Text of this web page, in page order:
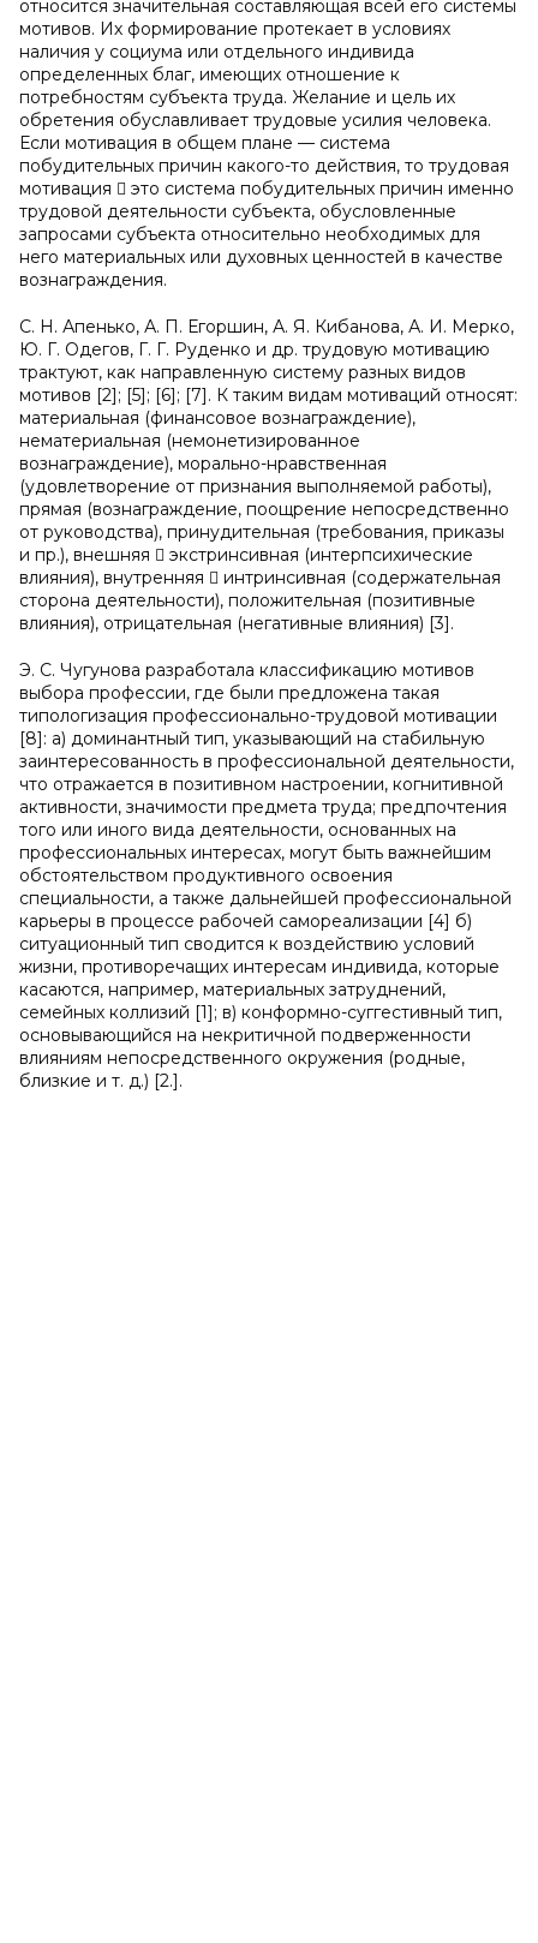
относится значительная составляющая всей его системы
мотивов. Их формирование протекает в условиях
наличия у социума или отдельного индивида
определенных благ, имеющих отношение к
потребностям субъекта труда. Желание и цель их
обретения обуславливает трудовые усилия человека.
Если мотивация в общем плане — система
побудительных причин какого-то действия, то трудовая
мотивация  это система побудительных причин именно
трудовой деятельности субъекта, обусловленные
запросами субъекта относительно необходимых для
него материальных или духовных ценностей в качестве
вознаграждения.
С. Н. Апенько, А. П. Егоршин, А. Я. Кибанова, А. И. Мерко,
Ю. Г. Одегов, Г. Г. Руденко и др. трудовую мотивацию
трактуют, как направленную систему разных видов
мотивов [2]; [5]; [6]; [7]. К таким видам мотиваций относят:
материальная (финансовое вознаграждение),
нематериальная (немонетизированное
вознаграждение), морально-нравственная
(удовлетворение от признания выполняемой работы),
прямая (вознаграждение, поощрение непосредственно
от руководства), принудительная (требования, приказы
и пр.), внешняя  экстринсивная (интерпсихические
влияния), внутренняя  интринсивная (содержательная
сторона деятельности), положительная (позитивные
влияния), отрицательная (негативные влияния) [3].
Э. С. Чугунова разработала классификацию мотивов
выбора профессии, где были предложена такая
типологизация профессионально-трудовой мотивации
[8]: а) доминантный тип, указывающий на стабильную
заинтересованность в профессиональной деятельности,
что отражается в позитивном настроении, когнитивной
активности, значимости предмета труда; предпочтения
того или иного вида деятельности, основанных на
профессиональных интересах, могут быть важнейшим
обстоятельством продуктивного освоения
специальности, а также дальнейшей профессиональной
карьеры в процессе рабочей самореализации [4] б)
ситуационный тип сводится к воздействию условий
жизни, противоречащих интересам индивида, которые
касаются, например, материальных затруднений,
семейных коллизий [1]; в) конформно-суггестивный тип,
основывающийся на некритичной подверженности
влияниям непосредственного окружения (родные,
близкие и т. д.) [2.].